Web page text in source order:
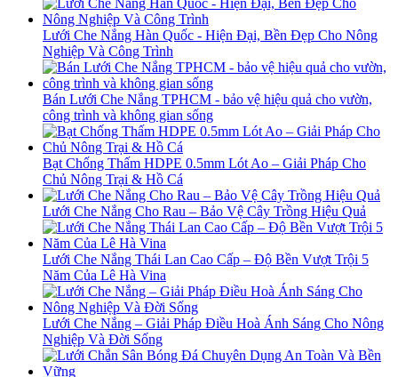
Lưới Che Nắng Hàn Quốc - Hiện Đại, Bền Đẹp Cho Nông
Nghiệp Và Công Trình
Bán Lưới Che Nắng TPHCM - bảo vệ hiệu quả cho vườn,
công trình và không gian sống
Bạt Chống Thấm HDPE 0.5mm Lót Ao – Giải Pháp Cho
Chủ Nông Trại & Hồ Cá
Lưới Che Nắng Cho Rau – Bảo Vệ Cây Trồng Hiệu Quả
Lưới Che Nắng Thái Lan Cao Cấp – Độ Bền Vượt Trội 5
Năm Của Lê Hà Vina
Lưới Che Nắng – Giải Pháp Điều Hoà Ánh Sáng Cho Nông
Nghiệp Và Đời Sống